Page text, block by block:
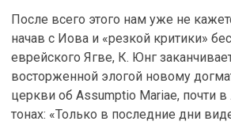
После всего этого нам уже не
начав с Иова и «резкой критики»
еврейского Ягве, К. Юнг
восторженной элогой новому
церкви об Assumptio Mariae, почти в
тонах: «Только в последние дни